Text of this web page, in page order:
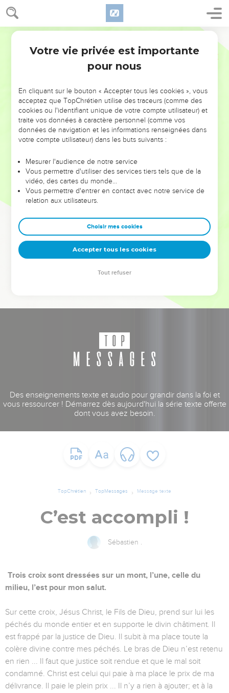
NE MANQUEZ PAS L’ÉVÉNEMENT
DE L’ANNÉE !
ET SI LEURS ERREURS POUVAIENT VOUS ÉVITER LES
VOTRES ?
leur foi ou leur vision. Mais on voit moins les doutes, les erreurs
et les saisons difficiles qu'ils ont traversés, alors même que ce
sont elles qui les ont façonnés.
Dans cette conférence, leaders, entrepreneurs, et responsables
clés pour avancer avec plus de sagesse afin que leurs erreurs
deviennent vos tremplins. Que vous guidiez un ministère, une
équipe, un groupe ou une famille, leur expérience est faite
pour vous.
Des enseignements texte et audio pour grandir dans la foi et
vous ressourcer ! Démarrez dès aujourd'hui la série texte offerte
dont vous avez besoin.
TopChrétien TopMessages Message texte
C’est accompli !
Sébastien .
Trois croix sont dressées sur un mont, l’une, celle du
milieu, l’est pour mon salut.
Sur cette croix, Jésus Christ, le Fils de Dieu, prend sur lui les
péchés du monde entier et en supporte le divin châtiment. Il
est frappé par la justice de Dieu. Il subit à ma place toute la
colère divine contre mes péchés. Le bras de Dieu n’est retenu
en rien ... Il faut que justice soit rendue et que le mal soit
condamné. Christ est celui qui paie à ma place le prix de ma
délivrance. Il paie le plein prix ... Il n’y a rien à ajouter; et à la
Votre vie privée est importante
pour nous
En cliquant sur le bouton « Accepter tous les cookies », vous
acceptez que TopChrétien utilise des traceurs (comme des
cookies ou l'identifiant unique de votre compte utilisateur) et
traite vos données à caractère personnel (comme vos
données de navigation et les informations renseignées dans
votre compte utilisateur) dans les buts suivants :
Mesurer l'audience de notre service
Vous permettre d'utiliser des services tiers tels que de la
vidéo, des cartes du monde…
Vous permettre d'entrer en contact avec notre service de
relation aux utilisateurs.
Choisir mes cookies
Accepter tous les cookies
Tout refuser